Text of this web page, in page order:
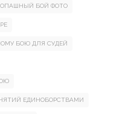
БОЙ ФОТО
БОЮ ДЛЯ СУДЕЙ
ЕДИНОБОРСТВАМИ